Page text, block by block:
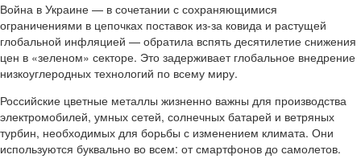
Война в Украине — в сочетании с сохраняющимися
ограничениями в цепочках поставок из-за ковида и растущей
глобальной инфляцией — обратила вспять десятилетие снижения
цен в «зеленом» секторе. Это задерживает глобальное внедрение
низкоуглеродных технологий по всему миру.
Российские цветные металлы жизненно важны для производства
электромобилей, умных сетей, солнечных батарей и ветряных
турбин, необходимых для борьбы с изменением климата. Они
используются буквально во всем: от смартфонов до самолетов.